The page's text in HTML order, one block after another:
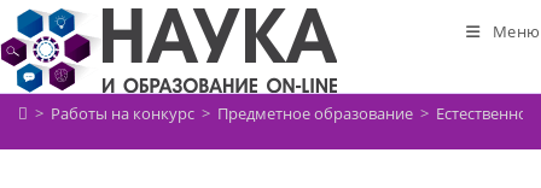
Перейти
к
содержимому
Меню
> Работы на конкурс > Предметное образование >